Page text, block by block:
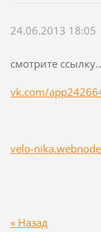
24.06.2013 18:05
смотрите
vk.com/
velo-
« Назад